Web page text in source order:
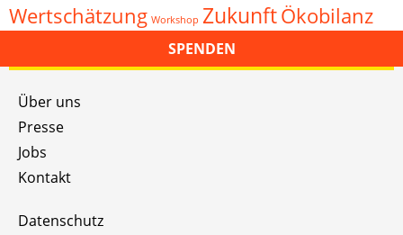
Wertschätzung Workshop ZukunftÖkobilanz
SPENDEN
Über uns
Presse
Jobs
Kontakt
Datenschutz